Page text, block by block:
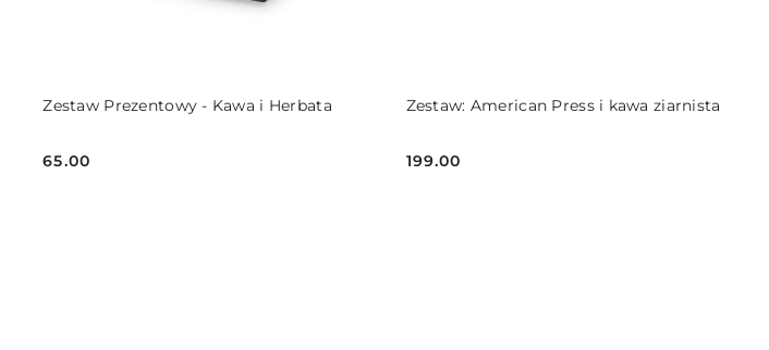
Zestaw Prezentowy - Kawa i Herbata
Cena:
65.00
DO KOSZYKA Zestaw: American Press i kawa ziarnista
Cena:
199.00
DO KOSZYKA